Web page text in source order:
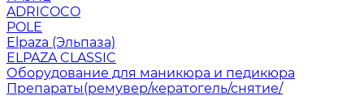
ADRICOCO
POLE
Elpaza (Эльпаза)
ELPAZA CLASSIC
Оборудование для маникюра и педикюра
Препараты(ремувер/кератогель/снятие/